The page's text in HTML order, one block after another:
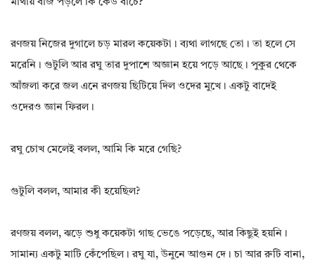
মাথায় বাজ পড়লে কি কেউ বাঁচে?
রণজয় নিজের দুগালে চড় মারল কয়েকটা। ব্যথা লাগছে তো। তা হলে সে
মরেনি। গুটুলি আর রঘু তার দুপাশে অজ্ঞান হয়ে পড়ে আছে। পুকুর থেকে
আঁজলা করে জল এনে রণজয় ছিটিয়ে দিল ওদের মুখে। একটু বাদেই
ওদেরও জ্ঞান ফিরল।
রঘু চোখ মেলেই বলল, আমি কি মরে গেছি?
গুটুলি বলল, আমার কী হয়েছিল?
রণজয় বলল, ঝড়ে শুধু কয়েকটা গাছ ভেঙে পড়েছে, আর কিছুই হয়নি।
সামান্য একটু মাটি কেঁপেছিল। রঘু যা, উনুনে আগুন দে। চা আর রুটি বানা,